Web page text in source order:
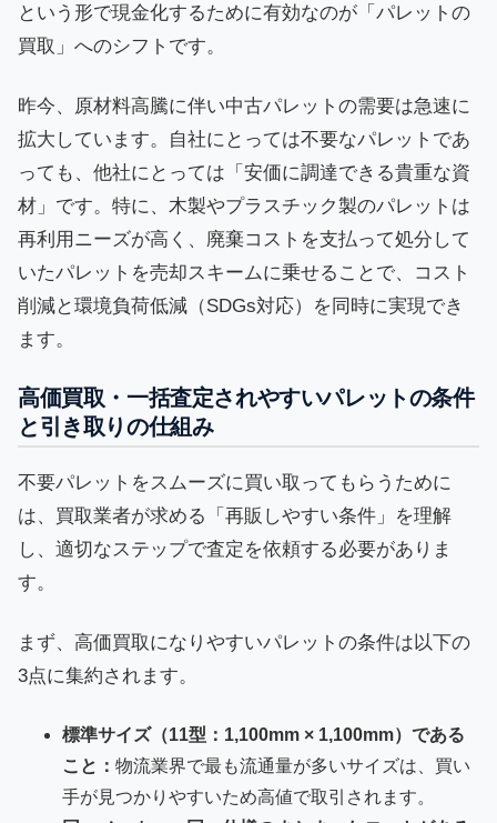
という形で現金化するために有効なのが「パレットの
買取」へのシフトです。
昨今、原材料高騰に伴い中古パレットの需要は急速に
拡大しています。自社にとっては不要なパレットであ
っても、他社にとっては「安価に調達できる貴重な資
材」です。特に、木製やプラスチック製のパレットは
再利用ニーズが高く、廃棄コストを支払って処分して
いたパレットを売却スキームに乗せることで、コスト
削減と環境負荷低減（SDGs対応）を同時に実現でき
ます。
高価買取・一括査定されやすいパレットの条件
と引き取りの仕組み
不要パレットをスムーズに買い取ってもらうために
は、買取業者が求める「再販しやすい条件」を理解
し、適切なステップで査定を依頼する必要がありま
す。
まず、高価買取になりやすいパレットの条件は以下の
3点に集約されます。
標準サイズ（11型：1,100mm × 1,100mm）である
こと： 物流業界で最も流通量が多いサイズは、買い
手が見つかりやすいため高値で取引されます。